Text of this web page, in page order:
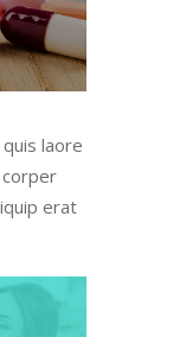
laore
erat